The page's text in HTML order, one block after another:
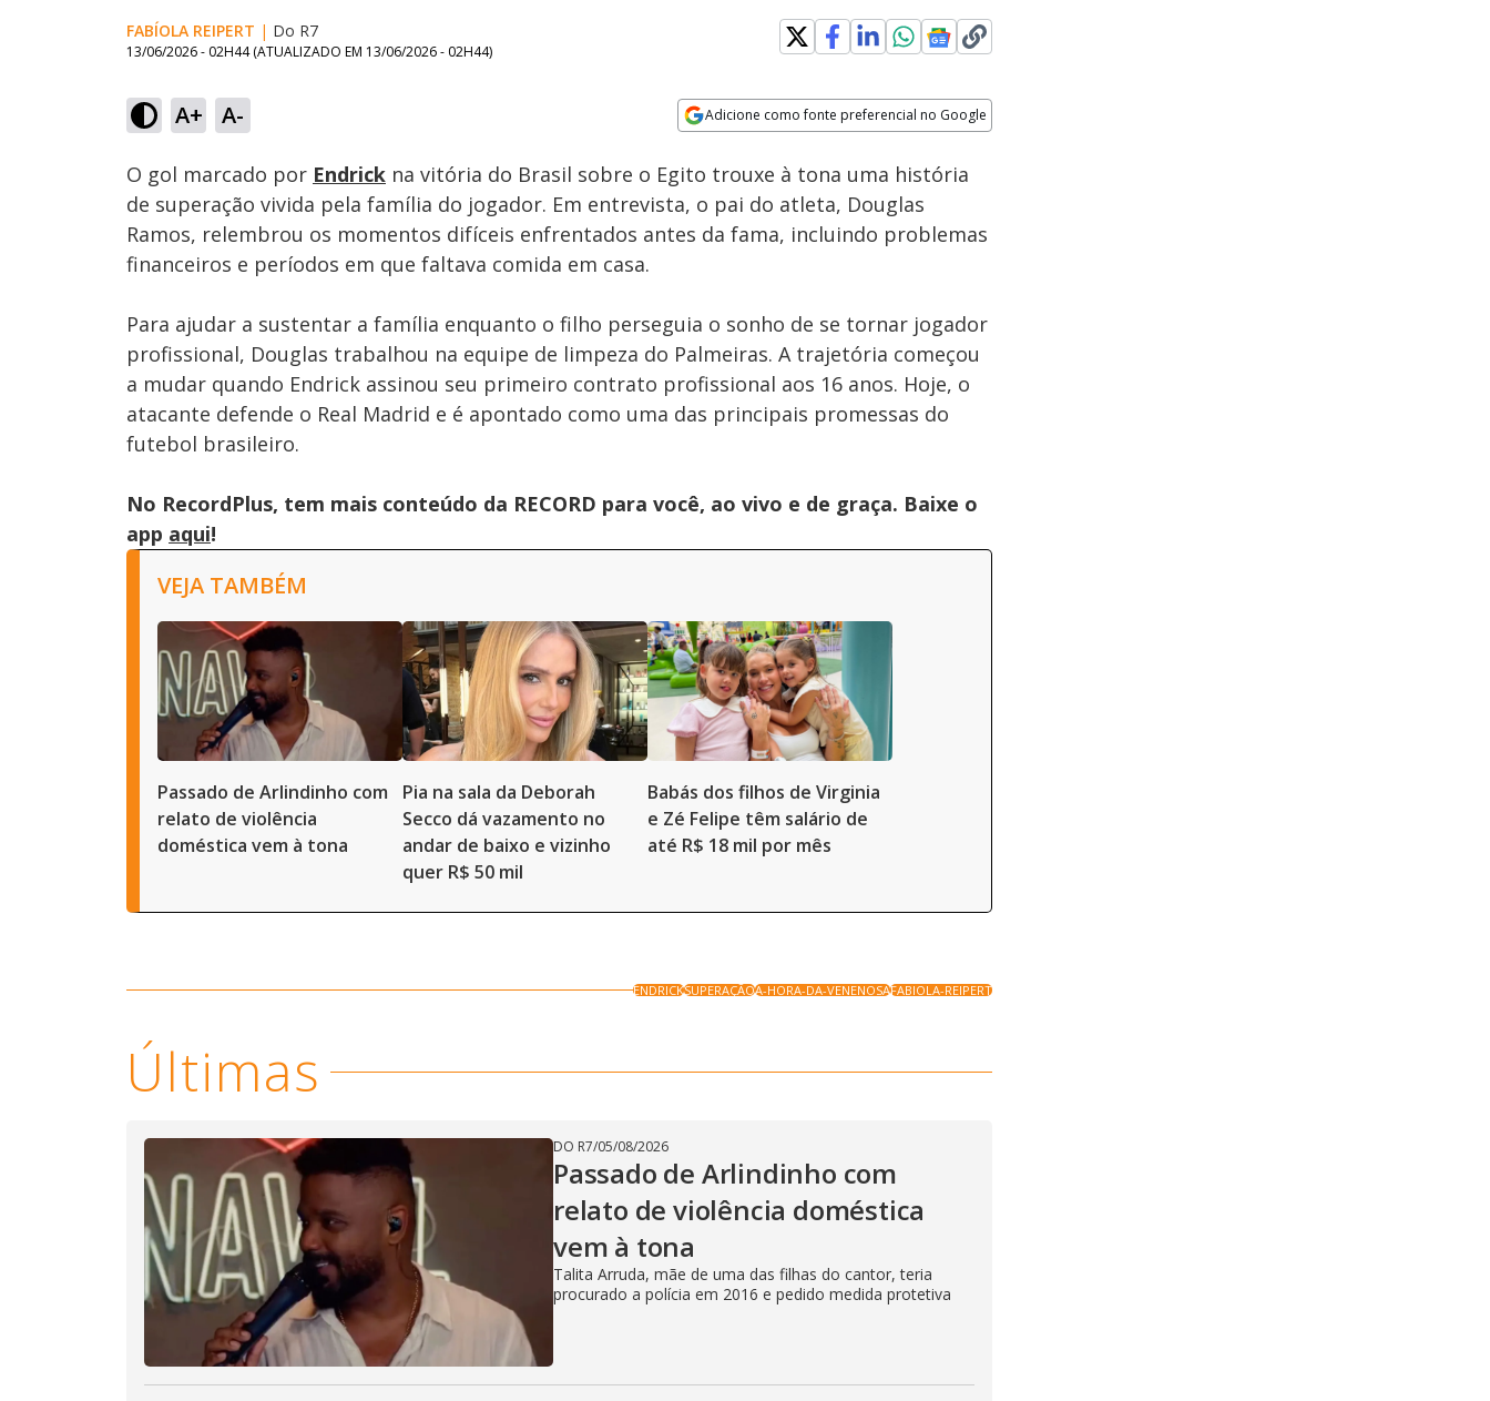
FABÍOLA REIPERT | Do R7
13/06/2026 - 02H44 (ATUALIZADO EM 13/06/2026 - 02H44)
A+ A- Adicione como fonte preferencial no Google
Ativar
Som
Velocidade
O gol marcado por Endrick na vitória do Brasil sobre o Egito trouxe à tona uma história
de superação vivida pela família do jogador. Em entrevista, o pai do atleta, Douglas
Ramos, relembrou os momentos difíceis enfrentados antes da fama, incluindo problemas
financeiros e períodos em que faltava comida em casa.
Para ajudar a sustentar a família enquanto o filho perseguia o sonho de se tornar jogador
profissional, Douglas trabalhou na equipe de limpeza do Palmeiras. A trajetória começou
a mudar quando Endrick assinou seu primeiro contrato profissional aos 16 anos. Hoje, o
atacante defende o Real Madrid e é apontado como uma das principais promessas do
futebol brasileiro.
No RecordPlus, tem mais conteúdo da RECORD para você, ao vivo e de graça. Baixe o
app aqui!
VEJA TAMBÉM
Passado de Arlindinho com
relato de violência
doméstica vem à tona
Pia na sala da Deborah
Secco dá vazamento no
andar de baixo e vizinho
quer R$ 50 mil
Babás dos filhos de Virginia
e Zé Felipe têm salário de
até R$ 18 mil por mês
ENDRICKSUPERAÇÃOA-HORA-DA-VENENOSAFABIOLA-REIPERT
Últimas
DO R7/05/08/2026
Passado de Arlindinho com
relato de violência doméstica
vem à tona
Talita Arruda, mãe de uma das filhas do cantor, teria
procurado a polícia em 2016 e pedido medida protetiva